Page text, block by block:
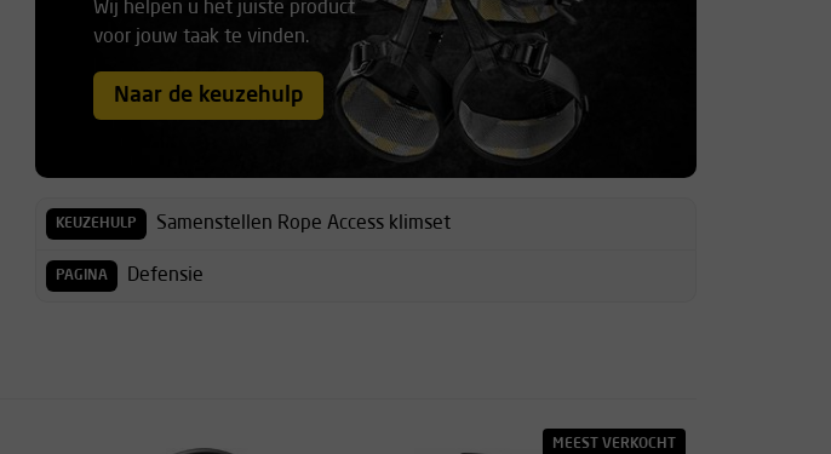
Wij helpen u het juiste product
voor jouw taak te vinden.
Naar de keuzehulp
KEUZEHULP Samenstellen Rope Access klimset
PAGINA Defensie
MEEST VERKOCHT